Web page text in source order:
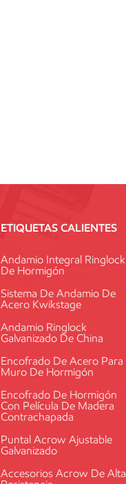
ETIQUETAS CALIENTES
Andamio Integral Ringlock
De Hormigón
Sistema De Andamio De
Acero Kwikstage
Andamio Ringlock
Galvanizado De China
Encofrado De Acero Para
Muro De Hormigón
Encofrado De Hormigón
Con Película De Madera
Contrachapada
Puntal Acrow Ajustable
Galvanizado
Accesorios Acrow De Alta